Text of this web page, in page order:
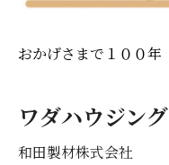
おかげさまで１００年
ワダハウジング
和田製材株式会社